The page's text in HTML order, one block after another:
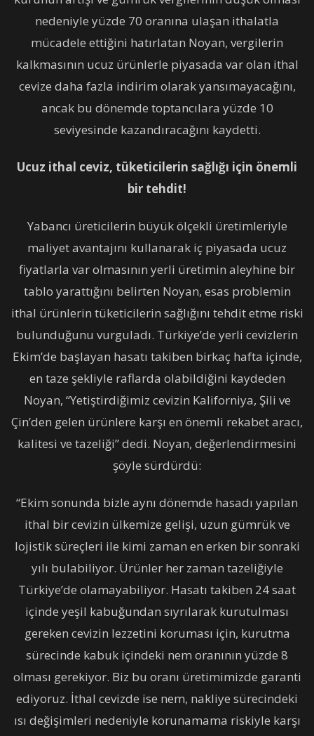
nedeniyle yüzde 70 oranına ulaşan ithalatla
mücadele ettiğini hatırlatan Noyan, vergilerin
kalkmasının ucuz ürünlerle piyasada var olan ithal
cevize daha fazla indirim olarak yansımayacağını,
ancak bu dönemde toptancılara yüzde 10
seviyesinde kazandıracağını kaydetti.
Ucuz ithal ceviz, tüketicilerin sağlığı için önemli
bir tehdit!
Yabancı üreticilerin büyük ölçekli üretimleriyle
maliyet avantajını kullanarak iç piyasada ucuz
fiyatlarla var olmasının yerli üretimin aleyhine bir
tablo yarattığını belirten Noyan, esas problemin
ithal ürünlerin tüketicilerin sağlığını tehdit etme riski
bulunduğunu vurguladı. Türkiye’de yerli cevizlerin
Ekim’de başlayan hasatı takiben birkaç hafta içinde,
en taze şekliyle raflarda olabildiğini kaydeden
Noyan, “Yetiştirdiğimiz cevizin Kaliforniya, Şili ve
Çin’den gelen ürünlere karşı en önemli rekabet aracı,
kalitesi ve tazeliği” dedi. Noyan, değerlendirmesini
şöyle sürdürdü:
“Ekim sonunda bizle aynı dönemde hasadı yapılan
ithal bir cevizin ülkemize gelişi, uzun gümrük ve
lojistik süreçleri ile kimi zaman en erken bir sonraki
yılı bulabiliyor. Ürünler her zaman tazeliğiyle
Türkiye’de olamayabiliyor. Hasatı takiben 24 saat
içinde yeşil kabuğundan sıyrılarak kurutulması
gereken cevizin lezzetini koruması için, kurutma
sürecinde kabuk içindeki nem oranının yüzde 8
olması gerekiyor. Biz bu oranı üretimimizde garanti
ediyoruz. İthal cevizde ise nem, nakliye sürecindeki
ısı değişimleri nedeniyle korunamama riskiyle karşı